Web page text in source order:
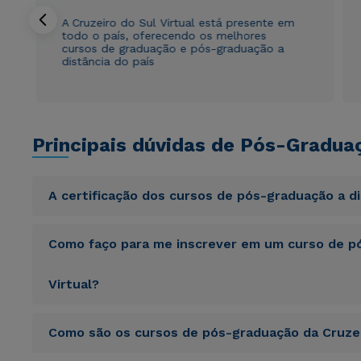
A Cruzeiro do Sul Virtual está presente em
todo o país, oferecendo os melhores
cursos de graduação e pós-graduação a
distância do país
Principais dúvidas de Pós-
A certificação dos cursos de pós-graduação a
totam rem aperiam, eaque ipsa quae ab illo inventore
consequuntur magni dolores eos qui ratione voluptatem
Como faço para me inscrever em um curso de
Virtual?
totam rem aperiam, eaque ipsa quae ab illo inventore
Como são os cursos de pós-graduação da